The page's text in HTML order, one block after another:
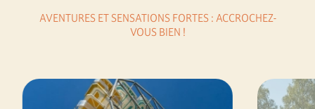
AVENTURES ET SENSATIONS FORTES : ACCROCHEZ-
VOUS BIEN !